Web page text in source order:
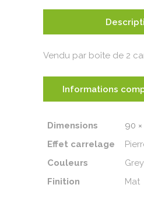
Vendu par boîte de 2
Informations
Dimensions
90
Effet carrelage
Couleurs
Grey
Finition
Mat